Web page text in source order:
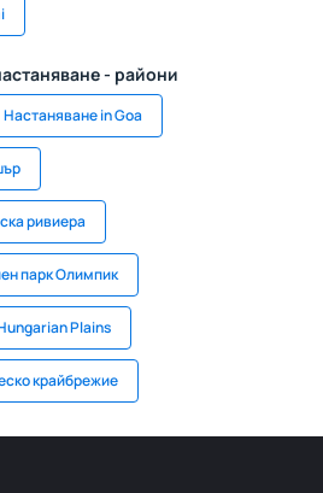
- райони
Настаняване in Goa
ривиера
парк Олимпик
Plains
крайбрежие